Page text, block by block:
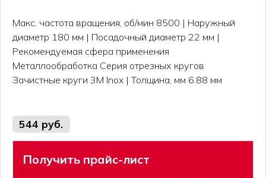
Макс. частота вращения, об/мин 8500 | Наружный
диаметр 180 мм | Посадочный диаметр 22 мм |
Рекомендуемая сфера применения
Металлообработка Серия отрезных кругов
Зачистные круги 3M Inox | Толщина, мм 6.88 мм
544 руб.
Получить прайс-лист